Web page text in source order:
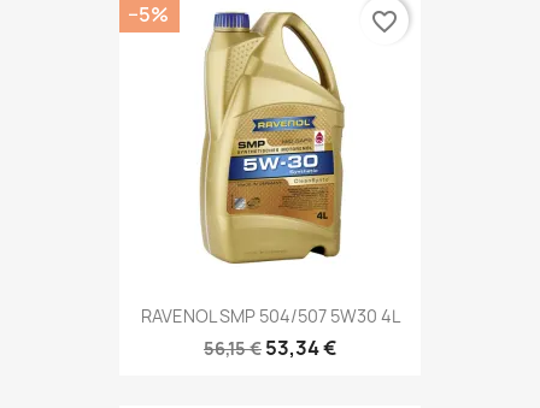
RAVENOL SMP 504/507 5W30 4L
56,15 € 53,34 €
−5% favorite_border